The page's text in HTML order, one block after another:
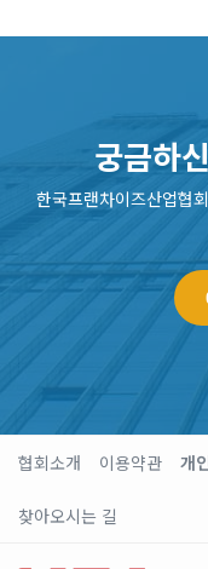
궁금하
한국프랜차이즈산업협
협회소개 이용약관 개
찾아오시는 길